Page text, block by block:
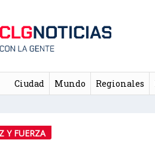
Ciudad Mundo Regionales
Y FUERZA